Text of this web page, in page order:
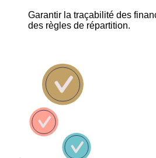
Garantir la traçabilité des
des règles de répartition.